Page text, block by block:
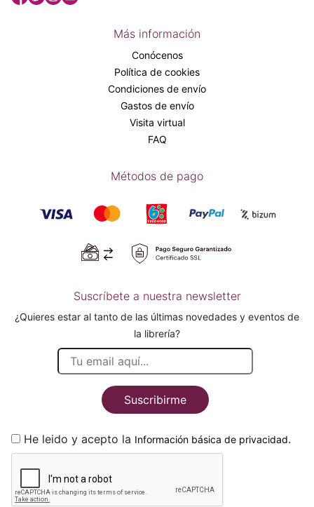
Más información
Conócenos
Política de cookies
Condiciones de envío
Gastos de envío
Visita virtual
FAQ
Métodos de pago
Suscríbete a nuestra newsletter
¿Quieres estar al tanto de las últimas novedades y eventos de
la librería?
Suscribirme
He leido y acepto la Información básica de privacidad.